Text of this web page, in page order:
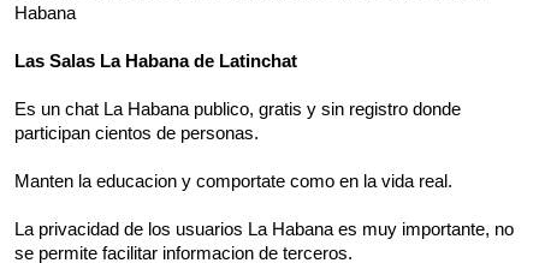
Habana
Las Salas La Habana de Latinchat
Es un chat La Habana publico, gratis y sin registro donde
participan cientos de personas.
Manten la educacion y comportate como en la vida real.
La privacidad de los usuarios La Habana es muy importante, no
se permite facilitar informacion de terceros.